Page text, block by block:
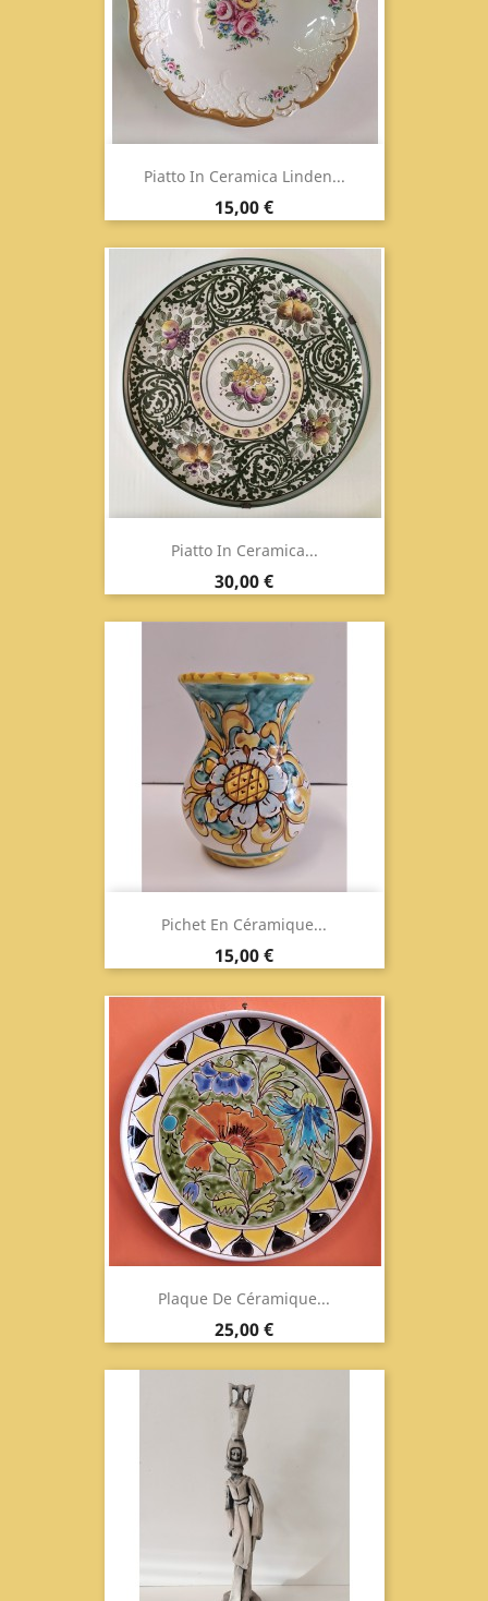
Piatto In Ceramica Linden...
Prix
15,00 €
Piatto In Ceramica...
Prix
30,00 €
Pichet En Céramique...
Prix
15,00 €
Plaque De Céramique...
Prix
25,00 €